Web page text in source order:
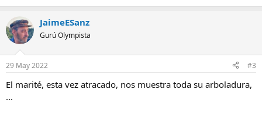
JaimeESanz
Gurú Olympista
29 May 2022 #3
El marité, esta vez atracado, nos muestra toda su arboladura,
...